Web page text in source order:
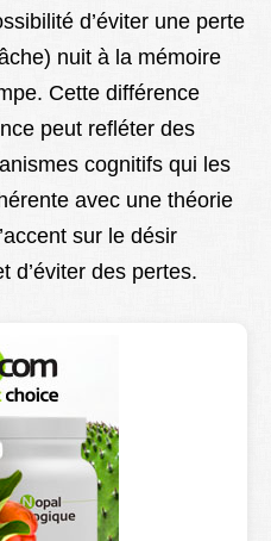
d’éviter une perte
nuit à la mémoire
Cette différence
peut refléter des
cognitifs qui les
avec une théorie
sur le désir
d’éviter des pertes.